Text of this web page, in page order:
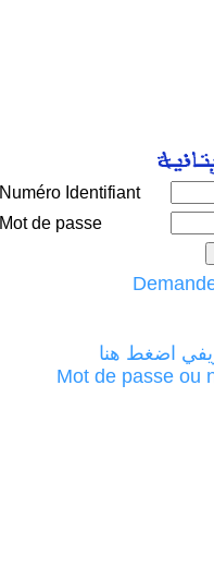
Numéro Identifiant
Mot de passe
اضغط هنا
Mot de passe ou